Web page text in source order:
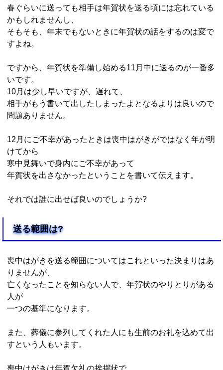
春ぐらいに送っても相手は年賀状を送る頃には忘れている
かもしれませんし、
そもそも、年末でもないときに年賀状の話をするのは変で
すよね。
ですから、年賀状を準備し始める11月中に送るのが一番多
いです。
10月は少し早いですが、遅れて、
相手がもう書いて出したしまったよとなるよりは良いので
問題ありません。
12月にご不幸があったときは喪中はがきがではなく年が明
けてから
寒中見舞いで身内にご不幸があって
年賀状を出さなかったということを書いて伝えます。
それでは誰に出せば良いのでしょうか?
送る範囲は?
喪中はがきを送る範囲についてはこれといった決まりはあ
りませんが、
亡くなったことを知らない人で、年賀状のやりとりがある
人が
一つの基準になります。
また、葬儀に参列してくれた人にも生前のお礼を込めて出
すという人もいます。